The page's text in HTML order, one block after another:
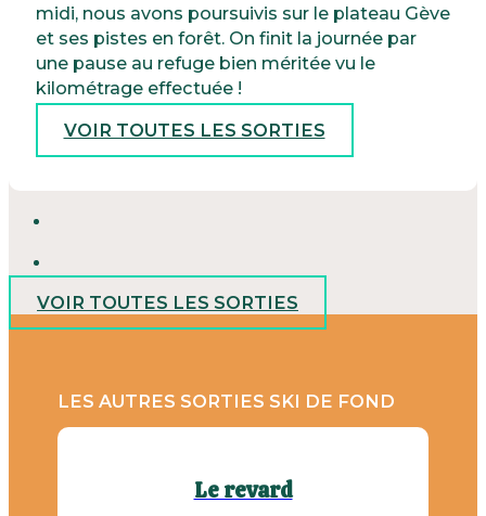
midi, nous avons poursuivis sur le plateau Gève
et ses pistes en forêt. On finit la journée par
une pause au refuge bien méritée vu le
kilométrage effectuée !
VOIR TOUTES LES SORTIES
VOIR TOUTES LES SORTIES
LES AUTRES SORTIES SKI DE FOND
Le revard